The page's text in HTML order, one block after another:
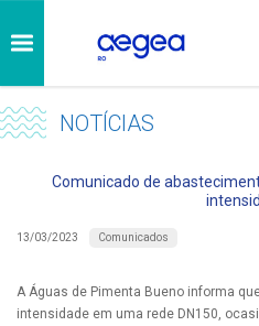
NOTÍCIAS
Comunicado de
13/03/2023 Comunicados
A Águas de Pimenta Bueno informa
intensidade em uma rede DN150,